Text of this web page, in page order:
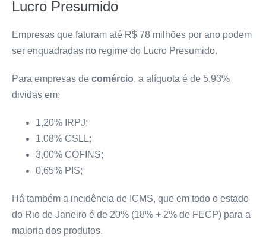
Lucro Presumido
Empresas que faturam até R$ 78 milhões por ano podem
ser enquadradas no regime do Lucro Presumido.
Para empresas de comércio, a alíquota é de 5,93%
dividas em:
1,20% IRPJ;
1.08% CSLL;
3,00% COFINS;
0,65% PIS;
Há também a incidência de ICMS, que em todo o estado
do Rio de Janeiro é de 20% (18% + 2% de FECP) para a
maioria dos produtos.